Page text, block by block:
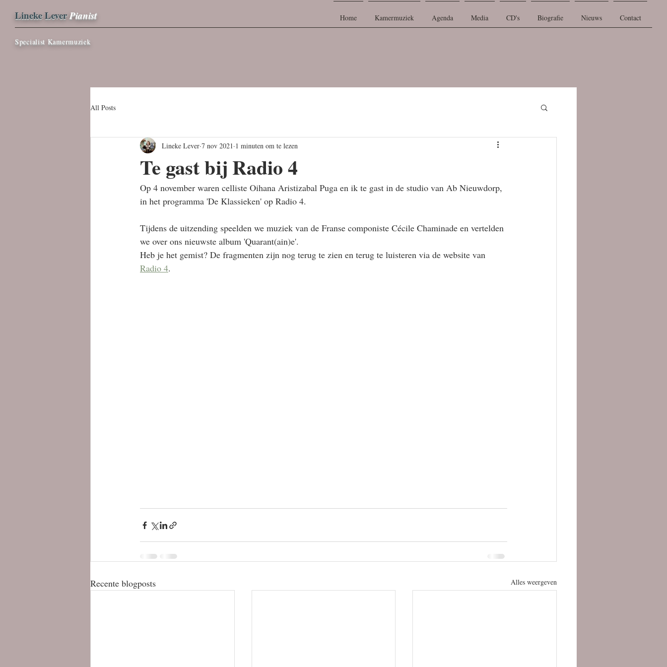
Lineke LeverPianist
Specialist Kamermuziek
Home Kamermuziek Agenda Media CD's Biografie Nieuws Contact
All Posts
Te gast bij Radio 4
Lineke Lever 7 nov 2021 1 minuten om te lezen
Op 4 november waren celliste Oihana Aristizabal Puga en ik te gast in de studio van Ab Nieuwdorp,
in het programma 'De Klassieken' op Radio 4.
Tijdens de uitzending speelden we muziek van de Franse componiste Cécile Chaminade en vertelden
we over ons nieuwste album 'Quarant(ain)e'.
Heb je het gemist? De fragmenten zijn nog terug te zien en terug te luisteren via de website van
Radio 4.
Recente blogposts Alles weergeven